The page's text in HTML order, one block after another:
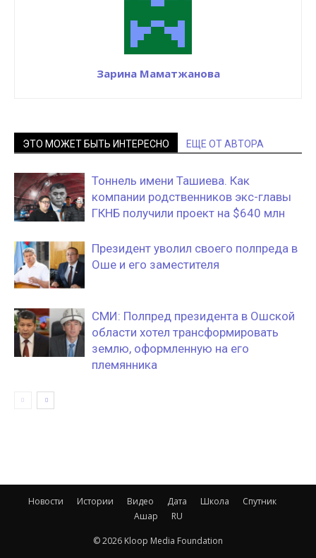
Зарина Маматжанова
ЭТО МОЖЕТ БЫТЬ ИНТЕРЕСНО ЕЩЕ ОТ АВТОРА
Тоннель имени Ташиева. Как
компании родственников экс-главы
ГКНБ получили проект на $640 млн
Президент уволил своего полпреда в
Оше и его заместителя
СМИ: Полпред президента в Ошской
области хотел трансформировать
землю, оформленную на его
племянника
Новости Истории Видео Дата Школа
Спутник
Ашар
RU
© 2026 Kloop Media Foundation